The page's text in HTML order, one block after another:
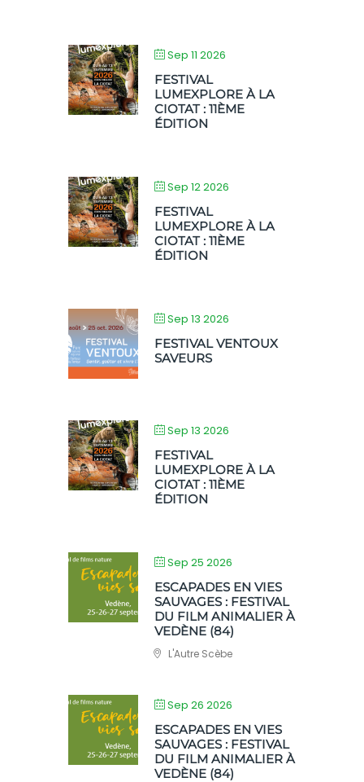
Sep 11 2026
FESTIVAL
LUMEXPLORE À LA
CIOTAT : 11ÈME
ÉDITION
Sep 12 2026
FESTIVAL
LUMEXPLORE À LA
CIOTAT : 11ÈME
ÉDITION
Sep 13 2026
FESTIVAL VENTOUX
SAVEURS
Sep 13 2026
FESTIVAL
LUMEXPLORE À LA
CIOTAT : 11ÈME
ÉDITION
Sep 25 2026
ESCAPADES EN VIES
SAUVAGES : FESTIVAL
DU FILM ANIMALIER À
VEDÈNE (84)
L'Autre Scèbe
Sep 26 2026
ESCAPADES EN VIES
SAUVAGES : FESTIVAL
DU FILM ANIMALIER À
VEDÈNE (84)